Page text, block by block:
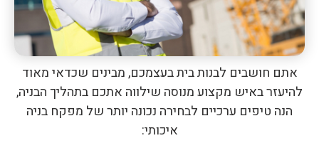
אתם חושבים לבנות בית בעצמכם, מבינים שכדאי מאוד
להיעזר באיש מקצוע מנוסה שילווה אתכם בתהליך הבניה,
הנה טיפים ערכיים לבחירה נכונה יותר של מפקח בניה
איכותי: